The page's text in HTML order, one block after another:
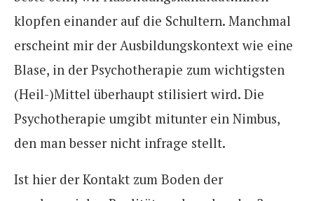
klopfen einander auf die Schultern. Manchmal
erscheint mir der Ausbildungskontext wie eine
Blase, in der Psychotherapie zum wichtigsten
(Heil-)Mittel überhaupt stilisiert wird. Die
Psychotherapie umgibt mitunter ein Nimbus,
den man besser nicht infrage stellt.
Ist hier der Kontakt zum Boden der